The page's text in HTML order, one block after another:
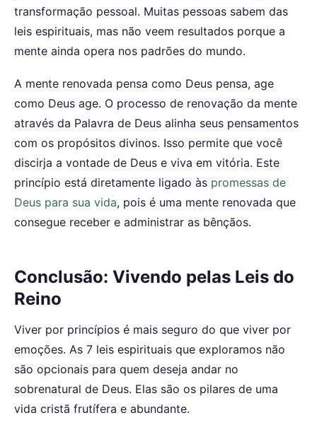
transformação pessoal. Muitas pessoas sabem das
leis espirituais, mas não veem resultados porque a
mente ainda opera nos padrões do mundo.
A mente renovada pensa como Deus pensa, age
como Deus age. O processo de renovação da mente
através da Palavra de Deus alinha seus pensamentos
com os propósitos divinos. Isso permite que você
discirja a vontade de Deus e viva em vitória. Este
princípio está diretamente ligado às promessas de
Deus para sua vida, pois é uma mente renovada que
consegue receber e administrar as bênçãos.
Conclusão: Vivendo pelas Leis do
Reino
Viver por princípios é mais seguro do que viver por
emoções. As 7 leis espirituais que exploramos não
são opcionais para quem deseja andar no
sobrenatural de Deus. Elas são os pilares de uma
vida cristã frutífera e abundante.